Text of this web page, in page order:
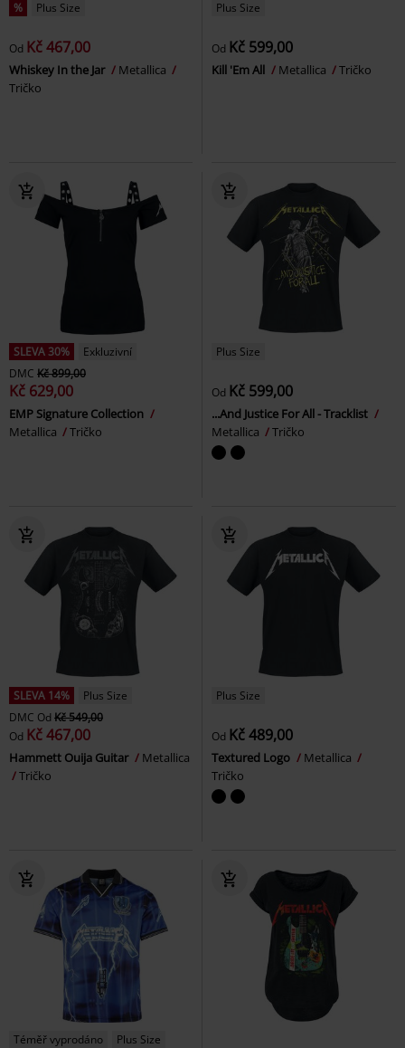
% Plus Size
Od Kč 467,00
Whiskey In the Jar
Metallica
Tričko
Plus Size
Od Kč 599,00
Kill 'Em All Metallica Tričko
SLEVA 30%
Exkluzivní
DMC Kč 899,00
Kč 629,00
EMP Signature Collection
Metallica
Tričko
Plus Size
Od Kč 599,00
...And Justice For All - Tracklist
Metallica
Tričko
SLEVA 14%
Plus Size
DMC Od Kč 549,00
Od Kč 467,00
Hammett Ouija Guitar
Metallica
Tričko
Plus Size
Od Kč 489,00
Textured Logo
Metallica
Tričko
Téměř vyprodáno Plus Size